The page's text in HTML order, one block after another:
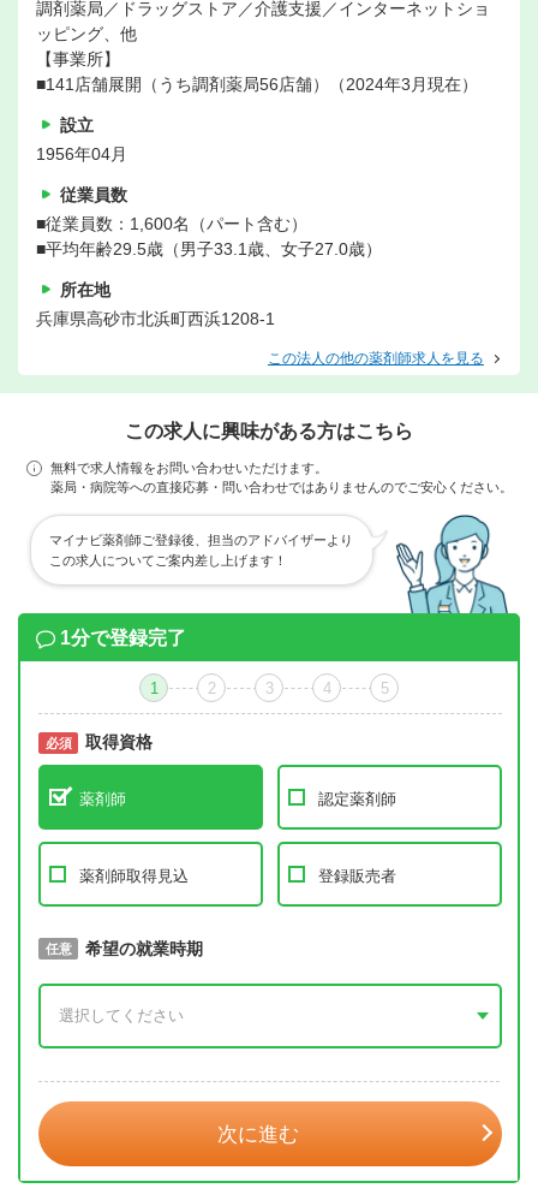
調剤薬局／ドラッグストア／介護支援／インターネットショ
ッピング、他
【事業所】
■141店舗展開（うち調剤薬局56店舗）（2024年3月現在）
設立
1956年04月
従業員数
■従業員数：1,600名（パート含む）
■平均年齢29.5歳（男子33.1歳、女子27.0歳）
所在地
兵庫県高砂市北浜町西浜1208-1
この法人の他の薬剤師求人を見る
この求人に興味がある方はこちら
無料で求人情報をお問い合わせいただけます。
薬局・病院等への直接応募・問い合わせではありませんのでご安心ください。
マイナビ薬剤師ご登録後、担当のアドバイザーより
この求人についてご案内差し上げます！
1分で登録完了
1 2 3 4 5
必須 取得資格
薬剤師 認定薬剤師
薬剤師取得見込 登録販売者
必須 取得予定年
任意 希望の就業時期
次に進む